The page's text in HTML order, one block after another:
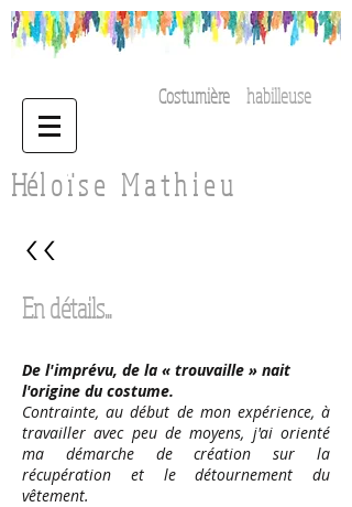
Costumière habilleuse
Hél o ï s eM a t h i e u
<<
En détails...
De l'imprévu, de la « trouvaille » nait
l'origine du costume.
Contrainte, au début de mon expérience, à
travailler avec peu de moyens, j'ai orienté
ma démarche de création sur la
récupération et le détournement du
vêtement.